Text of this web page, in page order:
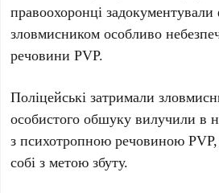
правоохоронці задокументували
зловмисником особливо
речовини PVP.
Поліцейські затримали
особистого обшуку вилучили в
з психотропною речовиною РVP,
собі з метою збуту.